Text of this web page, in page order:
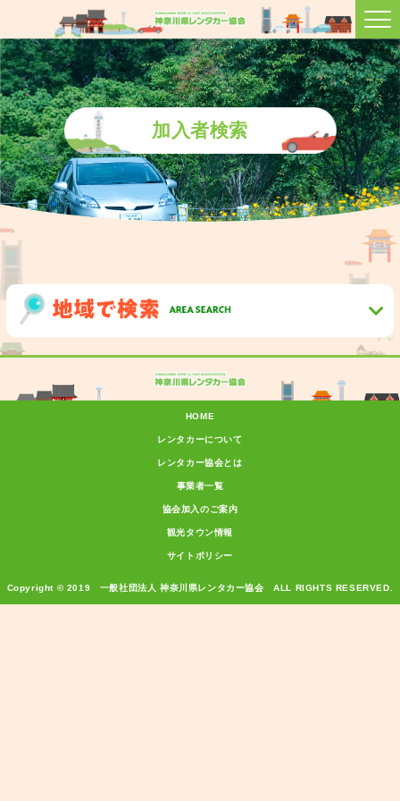
加入者検索
HOME
レンタカーについて
レンタカー協会とは
事業者一覧
協会加入のご案内
観光タウン情報
サイトポリシー
Copyright © 2019 一般社団法人 神奈川県レンタカー協会 ALL RIGHTS RESERVED.